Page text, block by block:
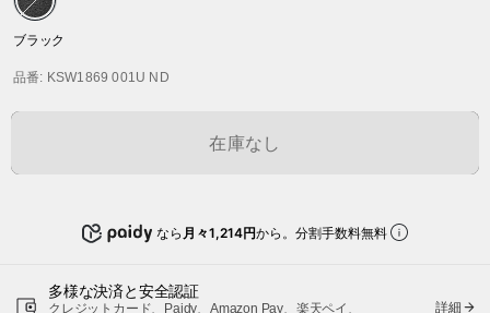
ブラック
品番: KSW1869 001U ND
在庫なし
なら 月々1,214円から。分割手数料無料
多様な決済と安全認証
クレジットカード、Paidy、Amazon Pay、楽天ペイ、
詳細